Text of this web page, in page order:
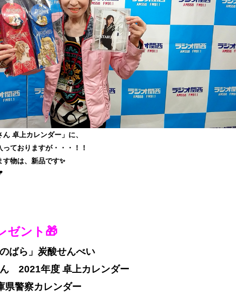
卓上カレンダー」に、
ておりますが・・・！！
す物は、新品です✨
ゼント🎁
ばら」炭酸せんべい
2021年度 卓上カレンダー
警察カレンダー